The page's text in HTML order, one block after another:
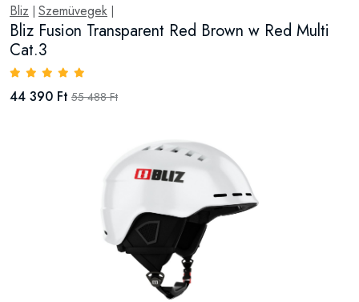
Bliz | Szemüvegek |
Bliz Fusion Transparent Red Brown w Red Multi
Cat.3
44 390 Ft 55 488 Ft